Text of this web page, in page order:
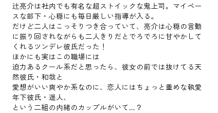
辻亮介は社内でも有名な超ストイックな鬼上司。マイペー
スな部下・心穏にも毎日厳しい指導が入る。
だけど二人はこっそりつき合っていて、亮介は心穏の言動
に振り回されながらも二人きりだとでろでろに甘やかして
くれるツンデレ彼氏だった！
ほかにも実はこの職場には
迫力あるクール系だと思ったら、彼女の前では抜けてる天
然彼氏・和哉と
愛想がいい爽やか系なのに、恋人にはちょっと重めな執愛
年下彼氏・遥人、
という二組の内緒のカップルがいて…？